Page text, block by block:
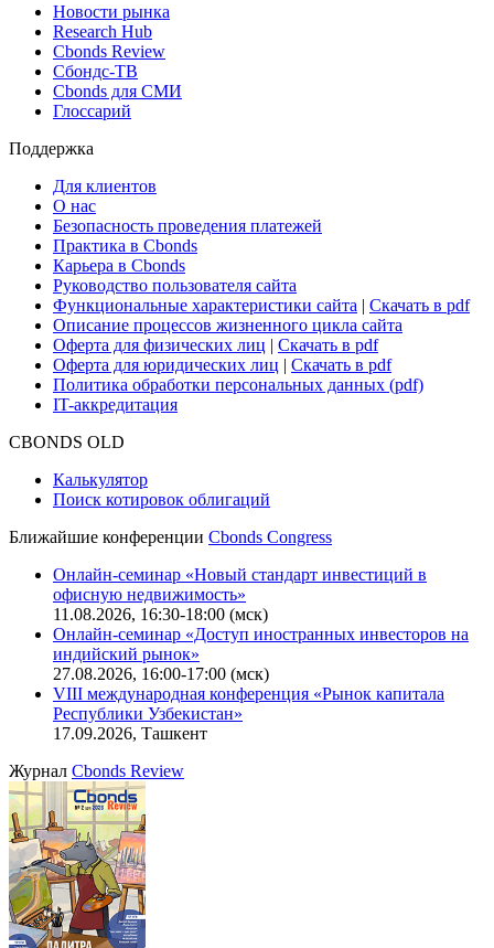
Новости рынка
Research Hub
Cbonds Review
Сбондс-ТВ
Cbonds для СМИ
Глоссарий
Поддержка
Для клиентов
О нас
Безопасность проведения платежей
Практика в Cbonds
Карьера в Cbonds
Руководство пользователя сайта
Функциональные характеристики сайта | Скачать в pdf
Описание процессов жизненного цикла сайта
Оферта для физических лиц | Скачать в pdf
Оферта для юридических лиц | Скачать в pdf
Политика обработки персональных данных (pdf)
IT-аккредитация
CBONDS OLD
Калькулятор
Поиск котировок облигаций
Ближайшие конференции Cbonds Congress
Онлайн-семинар «Новый стандарт инвестиций в
офисную недвижимость»
11.08.2026, 16:30-18:00 (мск)
Онлайн-семинар «Доступ иностранных инвесторов на
индийский рынок»
27.08.2026, 16:00-17:00 (мск)
VIII международная конференция «Рынок капитала
Республики Узбекистан»
17.09.2026, Ташкент
Журнал Cbonds Review